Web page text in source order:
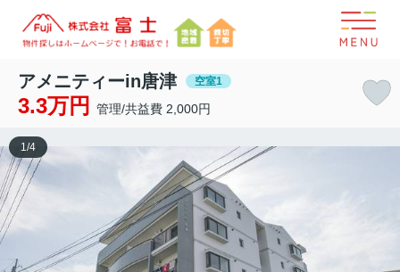
アメニティーin唐津 空室1
3.3万円 管理/共益費 2,000円
1 /4